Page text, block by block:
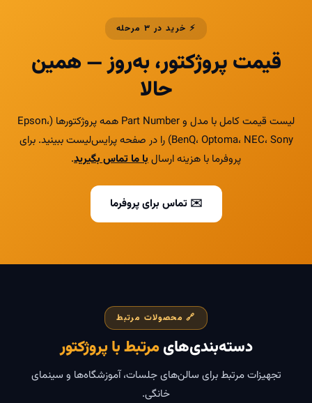
⚡ خرید در ۳ مرحله
قیمت پروژکتور، به‌روز — همین
حالا
لیست قیمت کامل با مدل و Part Number همه پروژکتورها (Epson،
BenQ، Optoma، NEC، Sony) را در صفحه پرایس‌لیست ببینید. برای
پروفرما با هزینه ارسالبا ما تماس بگیرید.
✉️ تماس برای پروفرما
🔗 محصولات مرتبط
دسته‌بندی‌هایمرتبط با پروژکتور
تجهیزات مرتبط برای سالن‌های جلسات، آموزشگاه‌ها و سینمای
خانگی.